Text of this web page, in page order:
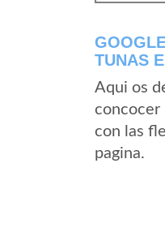
TUNAS
Aqui os
concocer
con las
pagina.